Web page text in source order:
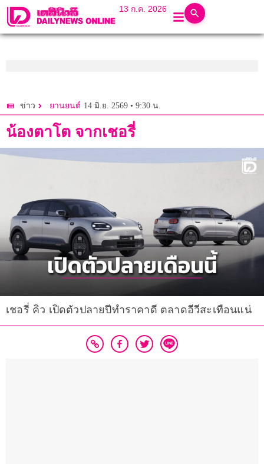
13 ก.ค. 2026
ข่าว ยานยนต์ 14 มิ.ย. 2569 • 9:30 น.
น้องตาโต จากเชอรี่
เชอรี่ คิว เปิดตัวปลายปีทำราคาดี ตลาดอีวีสะเทือนแน่